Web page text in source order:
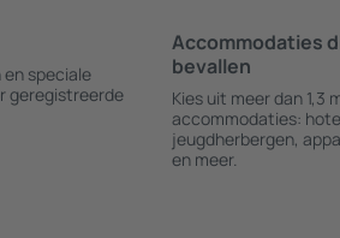
en speciale
geregistreerde
Accommodaties
bevallen
Kies uit meer dan 1,3
accommodaties:
jeugdherbergen,
en meer.